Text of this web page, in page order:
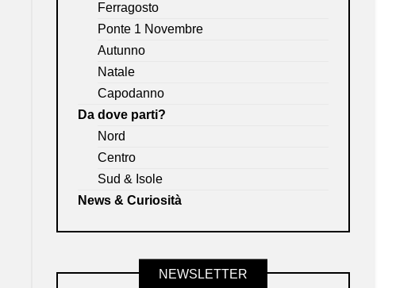
Ferragosto
Ponte 1 Novembre
Autunno
Natale
Capodanno
Da dove parti?
Nord
Centro
Sud & Isole
News & Curiosità
NEWSLETTER